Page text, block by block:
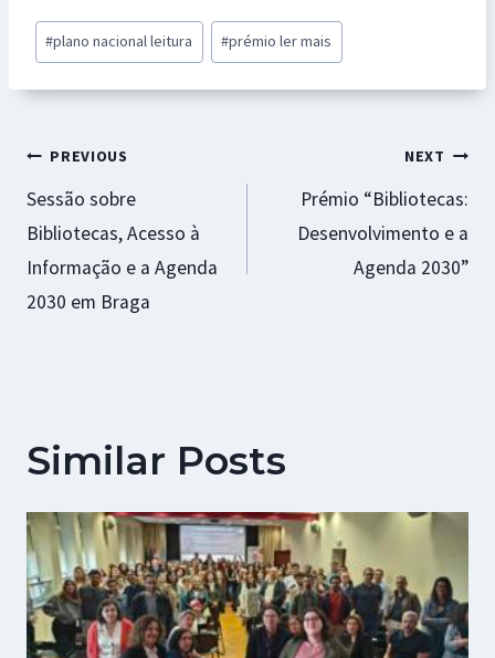
b
o
o
at
sA
p
se
n
ge
er
es
t
ai
l
ar
e
Post
Tags:
#plano nacional leitura #prémio ler mais
Navegação
de
artigos
PREVIOUS
Sessão sobre
Bibliotecas, Acesso à
Informação e a Agenda
2030 em Braga
NEXT
Prémio “Bibliotecas:
Desenvolvimento e a
Agenda 2030”
Similar Posts